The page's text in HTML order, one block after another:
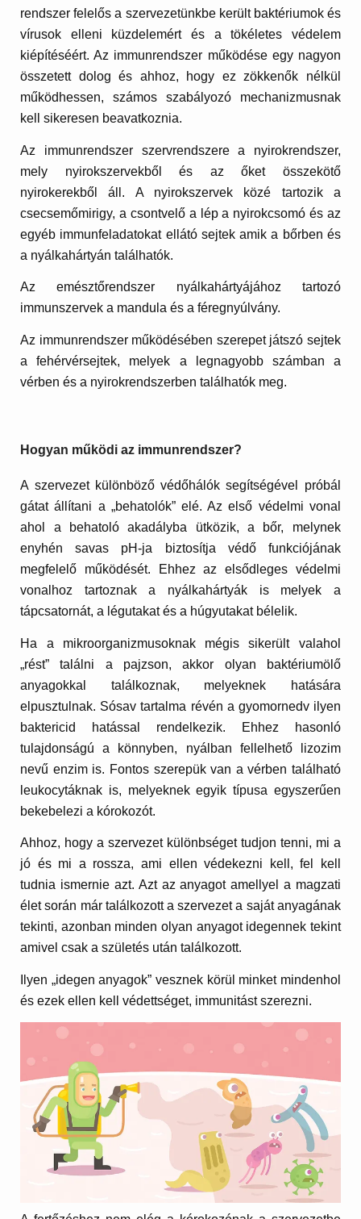
rendszer felelős a szervezetünkbe került baktériumok és
vírusok elleni küzdelemért és a tökéletes védelem
kiépítéséért. Az immunrendszer működése egy nagyon
összetett dolog és ahhoz, hogy ez zökkenők nélkül
működhessen, számos szabályozó mechanizmusnak
kell sikeresen beavatkoznia.
Az immunrendszer szervrendszere a nyirokrendszer,
mely nyirokszervekből és az őket összekötő
nyirokerekből áll. A nyirokszervek közé tartozik a
csecsemőmirigy, a csontvelő a lép a nyirokcsomó és az
egyéb immunfeladatokat ellátó sejtek amik a bőrben és
a nyálkahártyán találhatók.
Az emésztőrendszer nyálkahártyájához tartozó
immunszervek a mandula és a féregnyúlvány.
Az immunrendszer működésében szerepet játszó sejtek
a fehérvérsejtek, melyek a legnagyobb számban a
vérben és a nyirokrendszerben találhatók meg.
Hogyan működi az immunrendszer?
A szervezet különböző védőhálók segítségével próbál
gátat állítani a „behatolók” elé. Az első védelmi vonal
ahol a behatoló akadályba ütközik, a bőr, melynek
enyhén savas pH-ja biztosítja védő funkciójának
megfelelő működését. Ehhez az elsődleges védelmi
vonalhoz tartoznak a nyálkahártyák is melyek a
tápcsatornát, a légutakat és a húgyutakat bélelik.
Ha a mikroorganizmusoknak mégis sikerült valahol
„rést” találni a pajzson, akkor olyan baktériumölő
anyagokkal találkoznak, melyeknek hatására
elpusztulnak. Sósav tartalma révén a gyomornedv ilyen
baktericid hatással rendelkezik. Ehhez hasonló
tulajdonságú a könnyben, nyálban fellelhető lizozim
nevű enzim is. Fontos szerepük van a vérben található
leukocytáknak is, melyeknek egyik típusa egyszerűen
bekebelezi a kórokozót.
Ahhoz, hogy a szervezet különbséget tudjon tenni, mi a
jó és mi a rossza, ami ellen védekezni kell, fel kell
tudnia ismernie azt. Azt az anyagot amellyel a magzati
élet során már találkozott a szervezet a saját anyagának
tekinti, azonban minden olyan anyagot idegennek tekint
amivel csak a születés után találkozott.
Ilyen „idegen anyagok” vesznek körül minket mindenhol
és ezek ellen kell védettséget, immunitást szerezni.